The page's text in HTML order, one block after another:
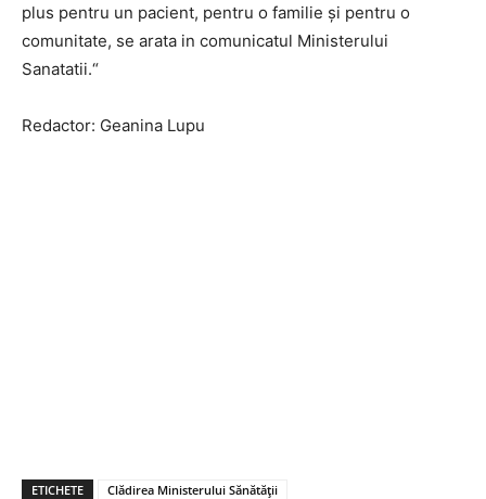
plus pentru un pacient, pentru o familie și pentru o
comunitate, se arata in comunicatul Ministerului
Sanatatii.“
Redactor: Geanina Lupu
ETICHETE
Clădirea Ministerului Sănătății